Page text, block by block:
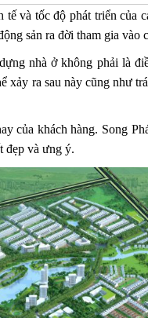
và tốc độ phát triển của
sản ra đời tham gia vào
nhà ở không phải là
xảy ra sau này cũng như
của khách hàng. Song
đẹp và ưng ý.